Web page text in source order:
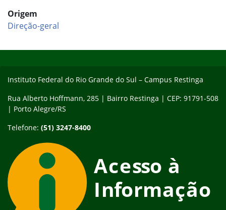
Origem
Direção-geral
Instituto Federal do Rio Grande do Sul – Campus Restinga
Rua Alberto Hoffmann, 285 | Bairro Restinga | CEP: 91791-508
| Porto Alegre/RS
Telefone: (51) 3247-8400